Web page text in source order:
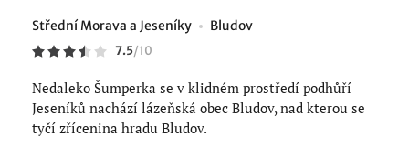
Střední Morava a Jeseníky Bludov
7.5/10
Nedaleko Šumperka se v klidném prostředí podhůří
Jeseníků nachází lázeňská obec Bludov, nad kterou se
tyčí zřícenina hradu Bludov.